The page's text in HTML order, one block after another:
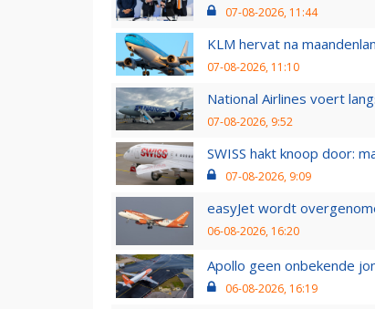
07-08-2026, 11:44
KLM hervat na
07-08-2026, 11:10
National Airlines voert
07-08-2026, 9:52
SWISS hakt knoop door:
07-08-2026, 9:09
easyJet wordt
06-08-2026, 16:20
Apollo geen onbekende
06-08-2026, 16:19